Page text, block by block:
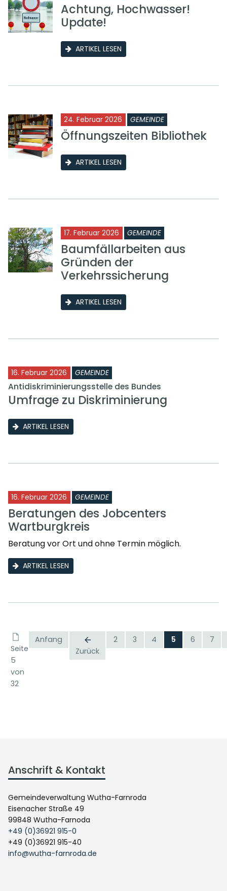
Achtung, Hochwasser!
Update!
ARTIKEL LESEN
24. Februar 2026 GEMEINDE
Öffnungszeiten Bibliothek
ARTIKEL LESEN
17. Februar 2026 GEMEINDE
Baumfällarbeiten aus
Gründen der
Verkehrssicherung
ARTIKEL LESEN
16. Februar 2026 GEMEINDE
Antidiskriminierungsstelle des Bundes
Umfrage zu Diskriminierung
ARTIKEL LESEN
16. Februar 2026 GEMEINDE
Beratungen des Jobcenters
Wartburgkreis
Beratung vor Ort und ohne Termin möglich.
ARTIKEL LESEN
Seite
5
von
32
Anfang
Zurück
2 3 4 5 6 7
Anschrift & Kontakt
Gemeindeverwaltung Wutha-Farnroda
Eisenacher Straße 49
99848 Wutha-Farnoda
+49 (0)36921 915-0
+49 (0)36921 915-40
info@wutha-farnroda.de